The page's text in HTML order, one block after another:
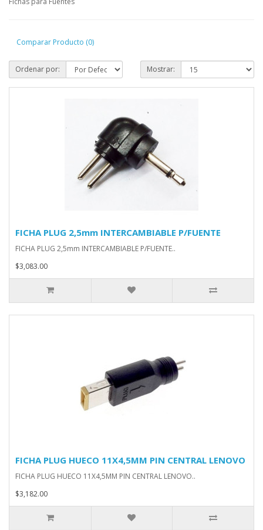
Comparar Producto (0)
Ordenar por: Mostrar:
FICHA PLUG 2,5mm INTERCAMBIABLE P/FUENTE
FICHA PLUG 2,5mm INTERCAMBIABLE P/FUENTE..
$3,083.00
FICHA PLUG HUECO 11X4,5MM PIN CENTRAL LENOVO
FICHA PLUG HUECO 11X4,5MM PIN CENTRAL LENOVO..
$3,182.00